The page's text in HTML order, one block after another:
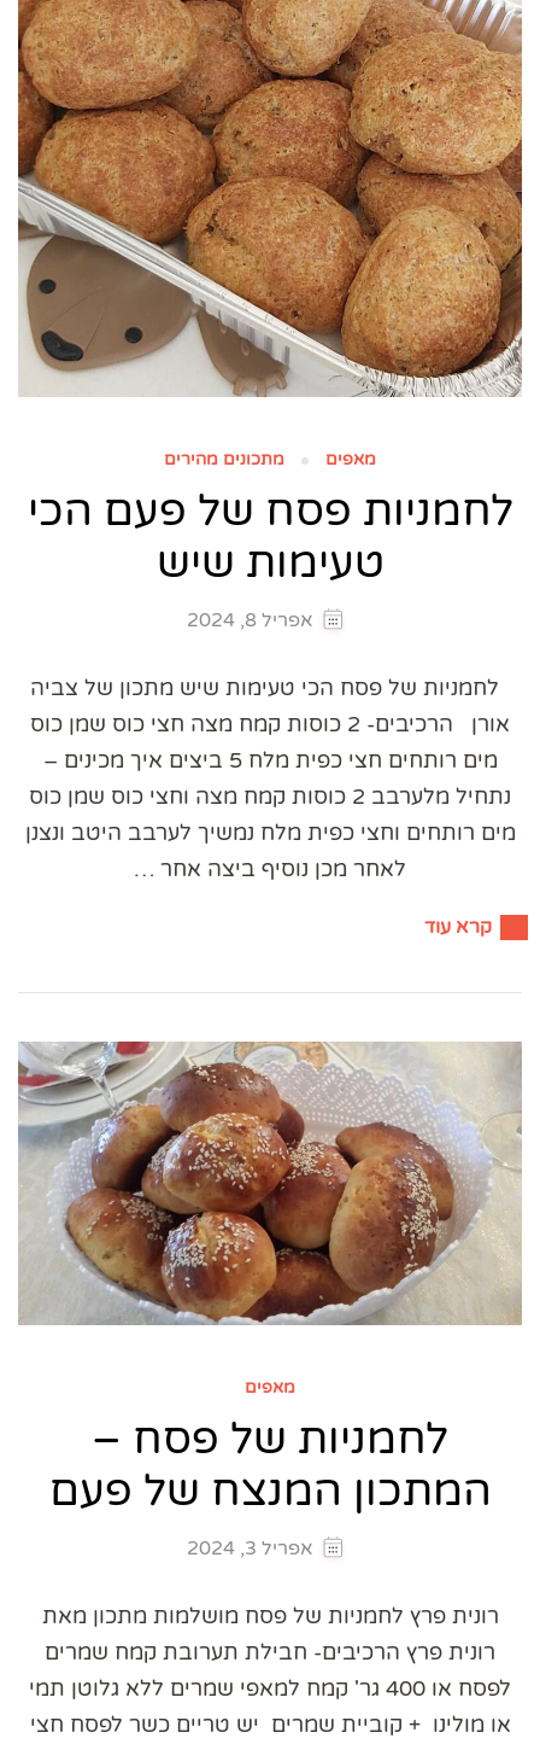
מאפים מתכונים מהירים
לחמניות פסח של פעם הכי
טעימות שיש
אפריל 8, 2024
לחמניות של פסח הכי טעימות שיש מתכון של צביה
אורן הרכיבים- 2 כוסות קמח מצה חצי כוס שמן כוס
מים רותחים חצי כפית מלח 5 ביצים איך מכינים –
נתחיל מלערבב 2 כוסות קמח מצה וחצי כוס שמן כוס
מים רותחים וחצי כפית מלח נמשיך לערבב היטב ונצנן
לאחר מכן נוסיף ביצה אחר …
קרא עוד
מאפים
לחמניות של פסח –
המתכון המנצח של פעם
אפריל 3, 2024
רונית פרץ לחמניות של פסח מושלמות מתכון מאת
רונית פרץ הרכיבים- חבילת תערובת קמח שמרים
לפסח או 400 גר' קמח למאפי שמרים ללא גלוטן תמי
או מולינו + קוביית שמרים יש טריים כשר לפסח חצי